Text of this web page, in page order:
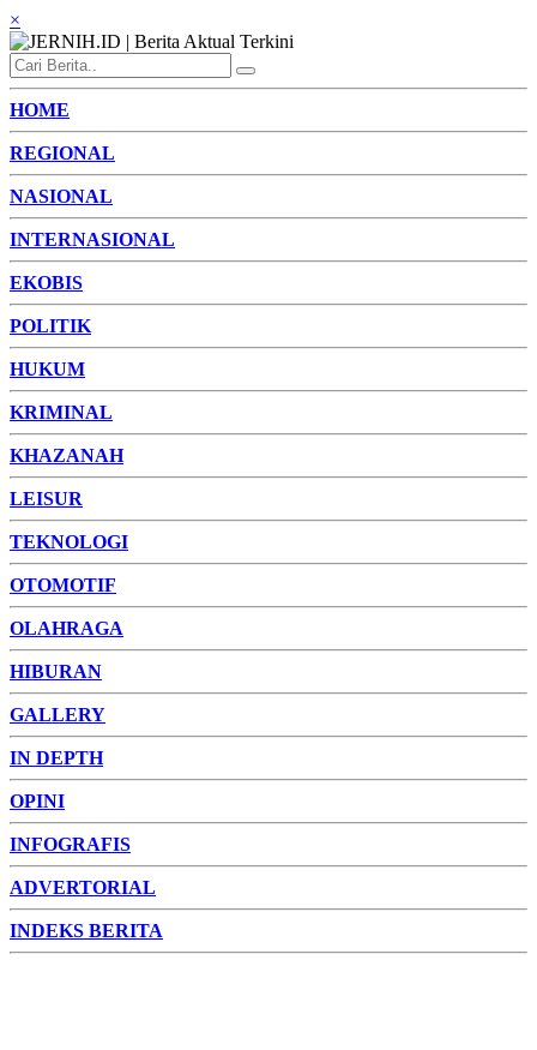
×
HOME
REGIONAL
NASIONAL
INTERNASIONAL
EKOBIS
POLITIK
HUKUM
KRIMINAL
KHAZANAH
LEISUR
TEKNOLOGI
OTOMOTIF
OLAHRAGA
HIBURAN
GALLERY
IN DEPTH
OPINI
INFOGRAFIS
ADVERTORIAL
INDEKS BERITA